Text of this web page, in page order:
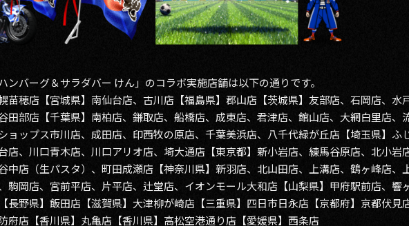
ンバーグ＆サラダバー けん」のコラボ実施店舗は以下の通りです。
幌苗穂店【宮城県】南仙台店、古川店【福島県】郡山店【茨城県】友部店、石岡店、
田部店【千葉県】南柏店、鎌取店、船橋店、成東店、君津店、館山店、大網白里店、
ョップス市川店、成田店、印西牧の原店、千葉美浜店、八千代緑が丘店【埼玉県】ふ
店、川口青木店、川口アリオ店、埼大通店【東京都】新小岩店、練馬谷原店、北小岩
中店（生パスタ）、町田成瀬店【神奈川県】新羽店、北山田店、上溝店、鶴ヶ峰店、
駒岡店、宮前平店、片平店、辻堂店、イオンモール大和店【山梨県】甲府駅前店、響
長野県】飯田店【滋賀県】大津柳が崎店【三重県】四日市日永店【京都府】京都伏見
府店【香川県】丸亀店【香川県】高松空港通り店【愛媛県】西条店